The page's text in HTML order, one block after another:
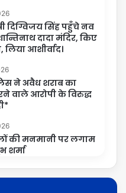
दिग्विजय सिंह पहुँचे नव
दादा मंदिर, किए
आशीर्वाद।
ने अवैध शराब का
वाले आरोपी के विरुद्ध
की मनमानी पर लगाम
शर्मा